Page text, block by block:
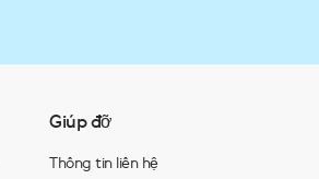
Giúp đỡ
Thông tin liên hệ